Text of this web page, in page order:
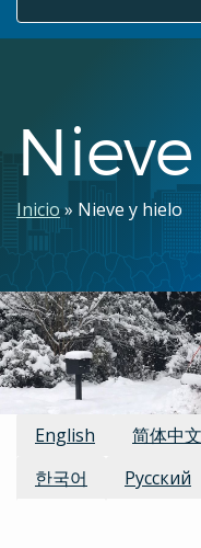
Ruta
de
Inicio Nieve y hielo
Traducciones
English 简体中文
한국어
Русский